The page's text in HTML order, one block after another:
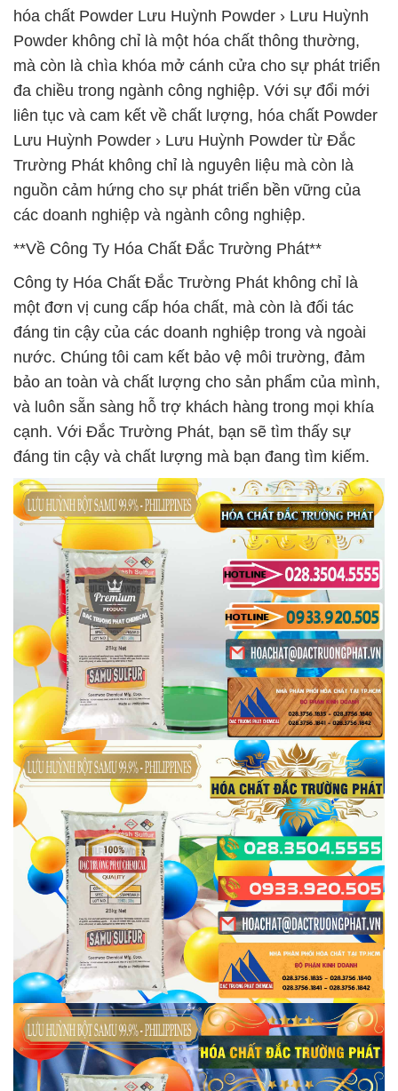
hóa chất Powder Lưu Huỳnh Powder › Lưu Huỳnh
Powder không chỉ là một hóa chất thông thường,
mà còn là chìa khóa mở cánh cửa cho sự phát triển
đa chiều trong ngành công nghiệp. Với sự đổi mới
liên tục và cam kết về chất lượng, hóa chất Powder
Lưu Huỳnh Powder › Lưu Huỳnh Powder từ Đắc
Trường Phát không chỉ là nguyên liệu mà còn là
nguồn cảm hứng cho sự phát triển bền vững của
các doanh nghiệp và ngành công nghiệp.
**Về Công Ty Hóa Chất Đắc Trường Phát**
Công ty Hóa Chất Đắc Trường Phát không chỉ là
một đơn vị cung cấp hóa chất, mà còn là đối tác
đáng tin cậy của các doanh nghiệp trong và ngoài
nước. Chúng tôi cam kết bảo vệ môi trường, đảm
bảo an toàn và chất lượng cho sản phẩm của mình,
và luôn sẵn sàng hỗ trợ khách hàng trong mọi khía
cạnh. Với Đắc Trường Phát, bạn sẽ tìm thấy sự
đáng tin cậy và chất lượng mà bạn đang tìm kiếm.